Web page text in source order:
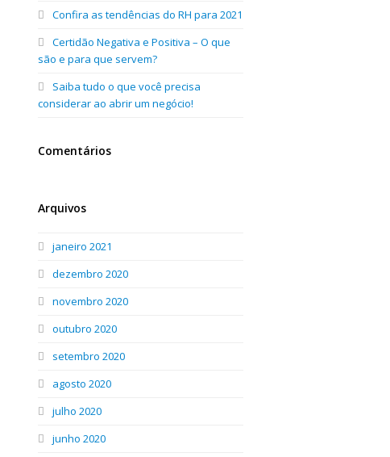
Confira as tendências do RH para 2021
Certidão Negativa e Positiva – O que
são e para que servem?
Saiba tudo o que você precisa
considerar ao abrir um negócio!
Comentários
Arquivos
janeiro 2021
dezembro 2020
novembro 2020
outubro 2020
setembro 2020
agosto 2020
julho 2020
junho 2020